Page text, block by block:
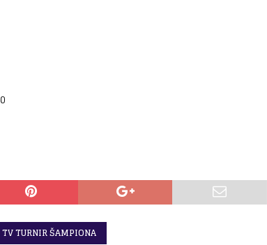
TV TURNIR ŠAMPIONA